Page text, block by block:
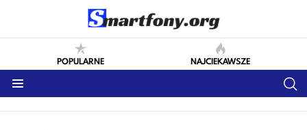
POPULARNE NAJCIEKAWSZE